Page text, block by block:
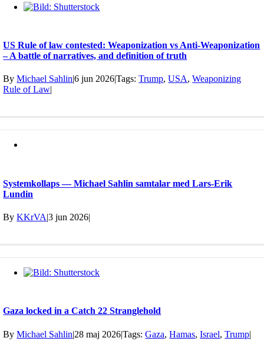
US Rule of law contested: Weaponization vs Anti-Weaponization
– A battle of narratives, and definition of truth
ByMichael Sahlin|6 jun 2026|Tags:Trump,USA,Weaponizing
Rule of Law
Systemkollaps — Michael Sahlin samtalar med Lars-Erik
Lundin
ByKKrVA|3 jun 2026|
Gaza locked in a Catch 22 Stranglehold
ByMichael Sahlin|28 maj 2026|Tags:Gaza,Hamas,Israel,Trump|